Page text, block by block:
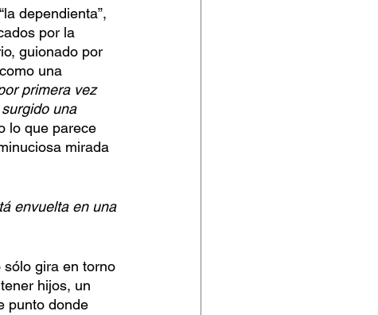
dependienta”,
por la
guionado por
una
primera vez
una
lo que parece
mirada
envuelta en una
gira en torno
hijos, un
punto donde